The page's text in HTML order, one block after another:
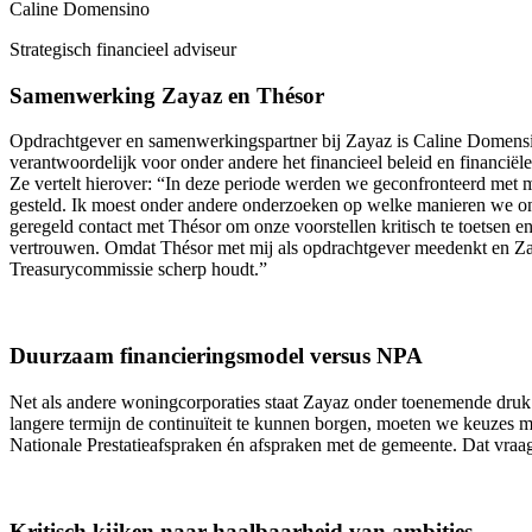
Caline Domensino
Strategisch financieel adviseur
Samenwerking Zayaz en Thésor
Opdrachtgever en samenwerkingspartner bij Zayaz is Caline
verantwoordelijk voor onder andere het financieel beleid en
Ze vertelt hierover: “In deze periode werden we geconfronteerd met
gesteld. Ik moest onder andere onderzoeken op welke manieren we
geregeld contact met Thésor om onze voorstellen kritisch te toetsen
vertrouwen. Omdat Thésor met mij als opdrachtgever meedenkt en
Treasurycommissie scherp houdt.”
Duurzaam financieringsmodel versus NPA
Net als andere woningcorporaties staat Zayaz onder toenemende
langere termijn de continuïteit te kunnen borgen, moeten we keuzes
Nationale Prestatieafspraken én afspraken met de gemeente. Dat